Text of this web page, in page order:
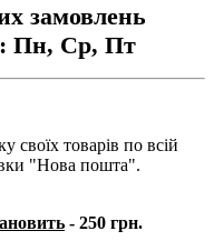
замовлень
Пн, Ср, Пт
своїх товарів по всій
"Нова пошта".
- 250 грн.